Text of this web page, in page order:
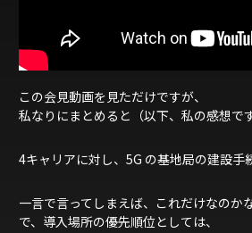
この会見動画を見ただけですが、
私なりにまとめると（以下、私の感想です
4キャリアに対し、5G の基地局の建設手
一言で言ってしまえば、これだけなのかな
で、導入場所の優先順位としては、